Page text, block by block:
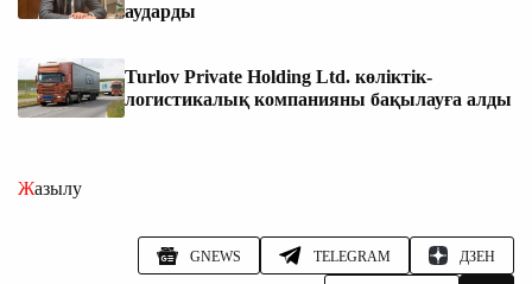
аударды
Turlov Private Holding Ltd. көліктік-
логистикалық компанияны бақылауға алды
Жазылу
GNEWS TELEGRAM ДЗЕН